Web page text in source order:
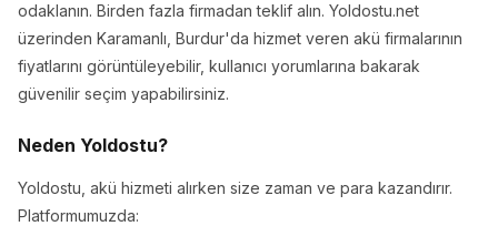
odaklanın. Birden fazla firmadan teklif alın. Yoldostu.net
üzerinden Karamanlı, Burdur'da hizmet veren akü firmalarının
fiyatlarını görüntüleyebilir, kullanıcı yorumlarına bakarak
güvenilir seçim yapabilirsiniz.
Neden Yoldostu?
Yoldostu, akü hizmeti alırken size zaman ve para kazandırır.
Platformumuzda: